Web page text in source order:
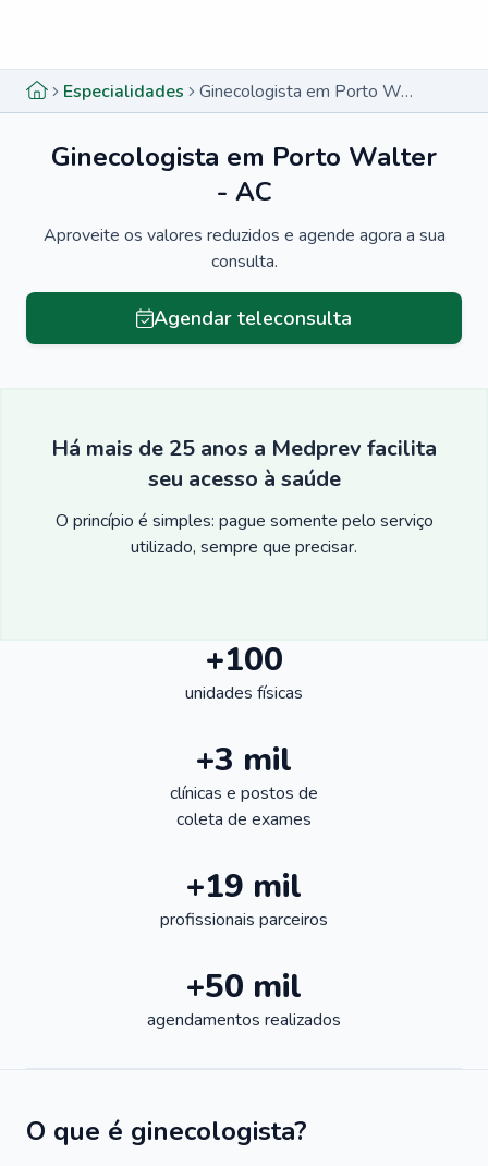
Especialidades Ginecologista em Porto Walter - AC
Ginecologista em Porto Walter
- AC
Aproveite os valores reduzidos e agende agora a sua
consulta.
Agendar teleconsulta
Há mais de 25 anos a Medprev facilita
seu acesso à saúde
O princípio é simples: pague somente pelo serviço
utilizado, sempre que precisar.
+100
unidades físicas
+3 mil
clínicas e postos de
coleta de exames
+19 mil
profissionais parceiros
+50 mil
agendamentos realizados
O que é ginecologista?